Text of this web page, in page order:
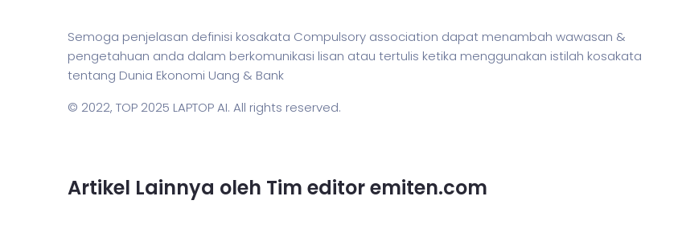
Semoga penjelasan definisi kosakata Compulsory association dapat menambah wawasan &
pengetahuan anda dalam berkomunikasi lisan atau tertulis ketika menggunakan istilah kosakata
tentang Dunia Ekonomi Uang & Bank
© 2022, TOP 2025 LAPTOP AI. All rights reserved.
Artikel Lainnya oleh Tim editor emiten.com